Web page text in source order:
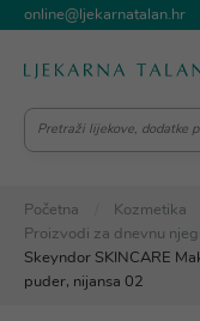
online@ljekarnatalan.hr
Početna Kozmetika
Proizvodi za dnevnu
Skeyndor SKINCARE
puder, nijansa 02